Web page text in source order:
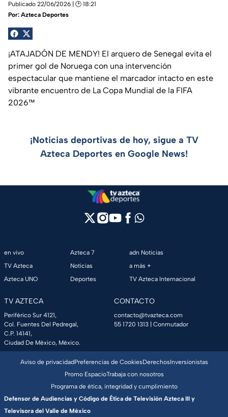
Publicado 22/06/2026 | 🕑 18:21
Por: Azteca Deportes
¡ATAJADÓN DE MENDY! El arquero de Senegal evita el
primer gol de Noruega con una intervención
espectacular que mantiene el marcador intacto en este
vibrante encuentro de La Copa Mundial de la FIFA
2026™
¡Noticias deportivas de hoy, sigue a TV
Azteca Deportes en Google News!
en vivo
TV Azteca
Azteca UNO
Azteca 7
Noticias
Deportes
adn Noticias
a más +
TV Azteca Internacional
TV AZTECA
Periférico Sur 4121,
Col. Fuentes Del Pedregal,
C.P. 14141,
Ciudad De México, México.
CONTACTO
contacto@tvazteca.com
55 1720 1313 | Conmutador
Aviso de privacidadPreferencias de CookiesDerechosInversionistas
Promo EspacioTrabaja con nosotros
Programa de ética, integridad y cumplimiento
Defensor de Audiencias y Código de Ética de Televisión Azteca III y
Televisora del Valle de México